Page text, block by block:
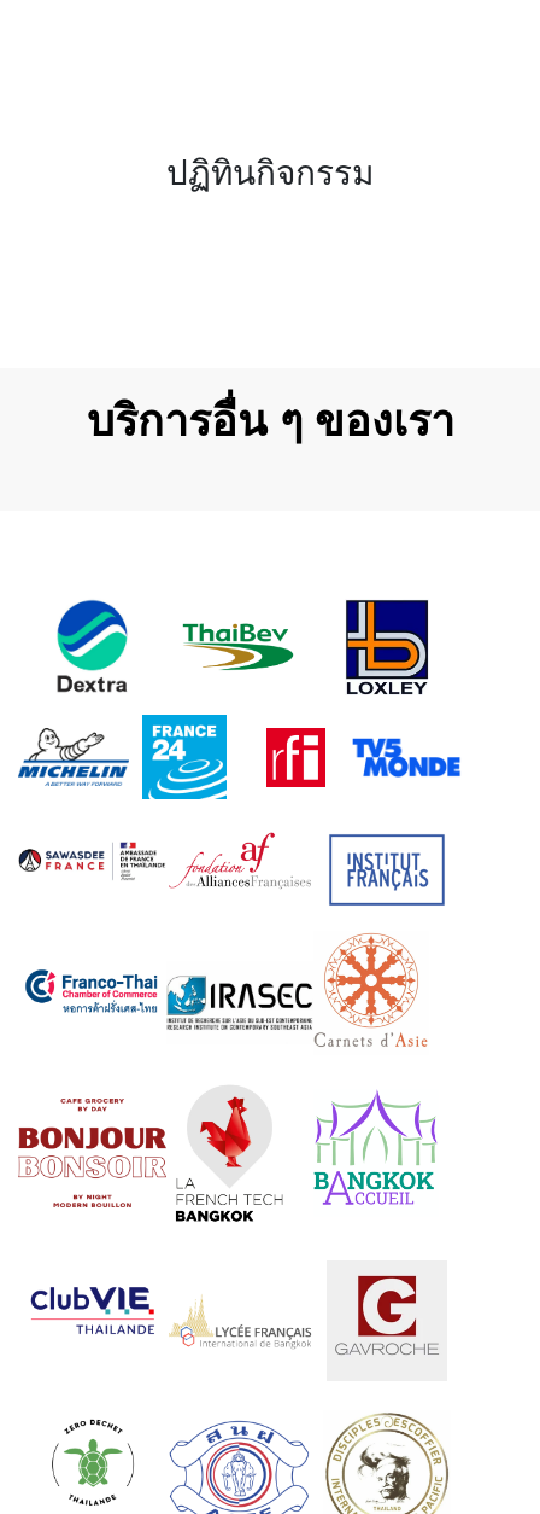
ปฏิทินกิจกรรม
บริการอื่น ๆ ของเรา